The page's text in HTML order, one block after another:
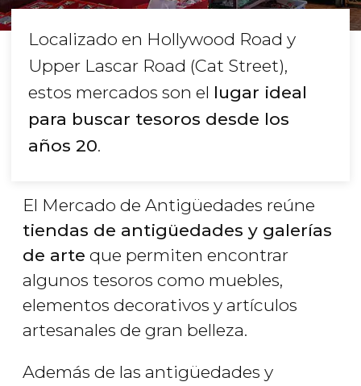
Localizado en Hollywood Road y
Upper Lascar Road (Cat Street),
estos mercados son el lugar ideal
para buscar tesoros desde los
años 20.
El Mercado de Antigüedades reúne
tiendas de antigüedades y galerías
de arte que permiten encontrar
algunos tesoros como muebles,
elementos decorativos y artículos
artesanales de gran belleza.
Además de las antigüedades y